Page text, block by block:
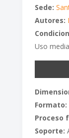
Sede:
Autores:
Uso
Formato:
Proceso
Soporte: